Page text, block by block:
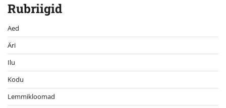
Rubriigid
Aed
Äri
Ilu
Kodu
Lemmikloomad